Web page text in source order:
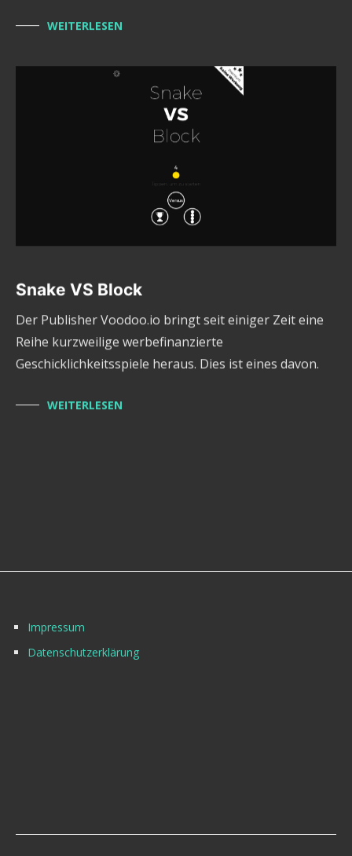
WEITERLESEN
Snake VS Block
Der Publisher Voodoo.io bringt seit einiger Zeit eine
Reihe kurzweilige werbefinanzierte
Geschicklichkeitsspiele heraus. Dies ist eines davon.
WEITERLESEN
Impressum
Datenschutzerklärung